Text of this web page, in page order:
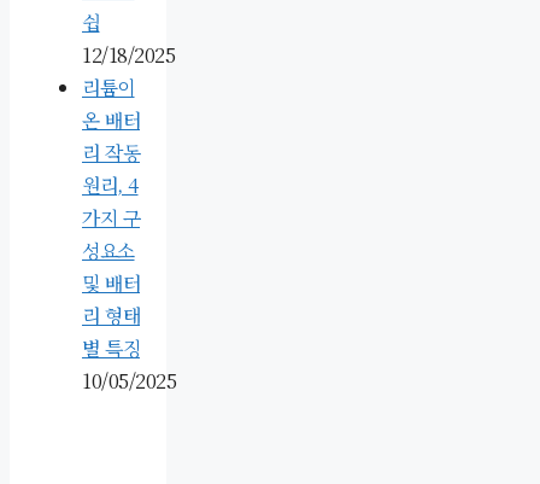
쉽
12/18/2025
리튬이
온 배터
리 작동
원리, 4
가지 구
성요소
및 배터
리 형태
별 특징
10/05/2025